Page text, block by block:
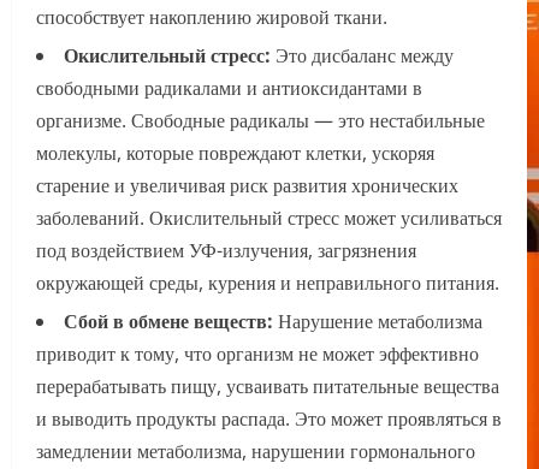
способствует накоплению жировой ткани.
Окислительный стресс: Это дисбаланс между
свободными радикалами и антиоксидантами в
организме. Свободные радикалы — это нестабильные
молекулы, которые повреждают клетки, ускоряя
старение и увеличивая риск развития хронических
заболеваний. Окислительный стресс может усиливаться
под воздействием УФ-излучения, загрязнения
окружающей среды, курения и неправильного питания.
Сбой в обмене веществ: Нарушение метаболизма
приводит к тому, что организм не может эффективно
перерабатывать пищу, усваивать питательные вещества
и выводить продукты распада. Это может проявляться в
замедлении метаболизма, нарушении гормонального